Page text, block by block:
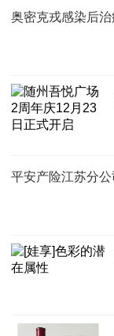
奥密克戎感染后
平安产险江苏分